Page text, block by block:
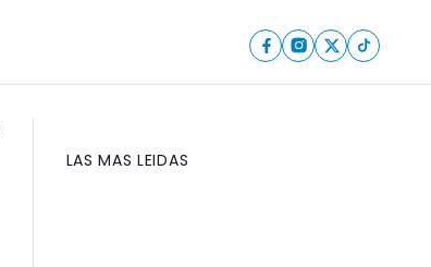
LAS MAS LEIDAS